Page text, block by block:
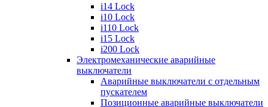
i14 Lock
i10 Lock
i110 Lock
i15 Lock
i200 Lock
Электромеханические аварийные
выключатели
Аварийные выключатели с отдельным
пускателем
Позиционные аварийные выключатели